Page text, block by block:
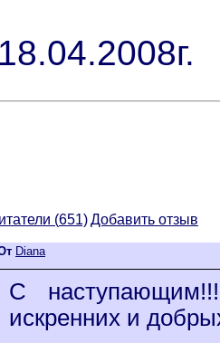
18.04.2008г.
(651)Добавить отзыв
Diana
С
искренних и